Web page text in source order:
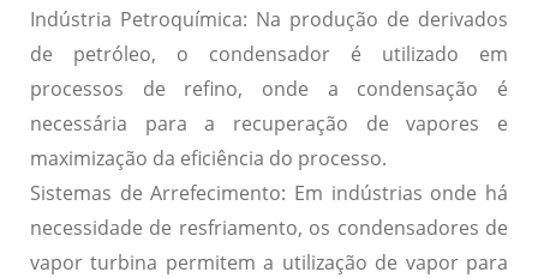
Indústria Petroquímica: Na produção de derivados
de petróleo, o condensador é utilizado em
processos de refino, onde a condensação é
necessária para a recuperação de vapores e
maximização da eficiência do processo.
Sistemas de Arrefecimento: Em indústrias onde há
necessidade de resfriamento, os condensadores de
vapor turbina permitem a utilização de vapor para